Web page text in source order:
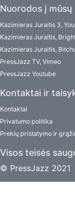
Nuorodos į mūsų
Kazimieras Juraitis 3,
Kazimieras Juraitis,
Kazimieras Juraitis,
PressJazz TV, Vimeo
PressJazz Youtube
Kontaktai ir
Kontaktai
Privatumo politika
Prekių pristatymo ir
Visos teisės
© PressJazz 2021